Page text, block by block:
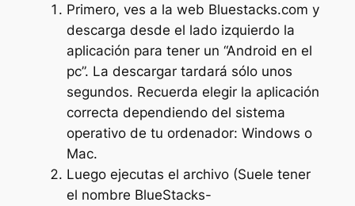
Primero, ves a la web Bluestacks.com y
descarga desde el lado izquierdo la
aplicación para tener un “Android en el
pc”. La descargar tardará sólo unos
segundos. Recuerda elegir la aplicación
correcta dependiendo del sistema
operativo de tu ordenador: Windows o
Mac.
Luego ejecutas el archivo (Suele tener
el nombre BlueStacks-